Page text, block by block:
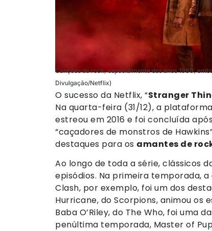
Canções de rock, especialmente dos anos 1980,
Divulgação/Netflix)
O sucesso da Netflix, “Stranger
Na quarta-feira (31/12), a
estreou em 2016 e foi concluída
“caçadores de monstros de
destaques para os amantes de
Ao longo de toda a série, clássicos
episódios. Na primeira temporada, a
Clash, por exemplo, foi um dos
Hurricane, do Scorpions, animou
Baba O’Riley, do The Who, foi uma
penúltima temporada, Master of